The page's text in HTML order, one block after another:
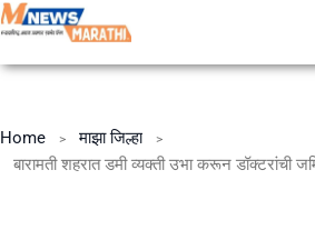
Home
माझा जिल्हा